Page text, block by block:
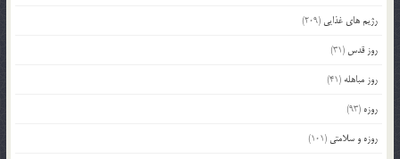
رژیم های غذایی (209)
روز قدس (31)
روز مباهله (41)
روزه (93)
روزه و سلامتی (101)